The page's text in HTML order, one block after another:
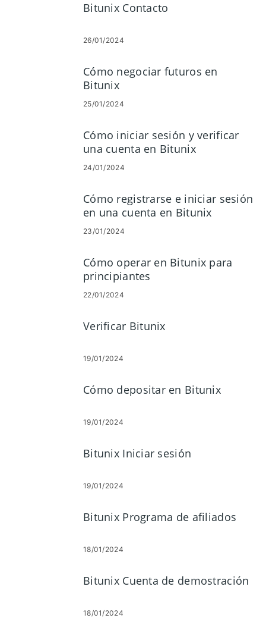
Bitunix Contacto
26/01/2024
Cómo negociar futuros en
Bitunix
25/01/2024
Cómo iniciar sesión y verificar
una cuenta en Bitunix
24/01/2024
Cómo registrarse e iniciar sesión
en una cuenta en Bitunix
23/01/2024
Cómo operar en Bitunix para
principiantes
22/01/2024
Verificar Bitunix
19/01/2024
Cómo depositar en Bitunix
19/01/2024
Bitunix Iniciar sesión
19/01/2024
Bitunix Programa de afiliados
18/01/2024
Bitunix Cuenta de demostración
18/01/2024